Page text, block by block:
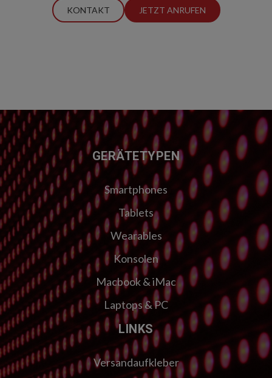
KONTAKT JETZT ANRUFEN
FUSSZEILE GERÄTETYPEN
Smartphones
Tablets
Wearables
Konsolen
Macbook & iMac
Laptops & PC
LINKS
Versandaufkleber